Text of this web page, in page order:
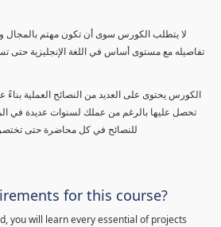
لا يتطلب الكورس سوى أن تكون مهتم بالمجال
تفاصيله مع مستوى أساس في اللغة الإنجليزية حتى
الكورس يحتوى على العديد من النصائح العملية بناءً
تحصل عليها بالرغم من عملك لسنوات عديدة في
للنصائح في كل محاضرة حتى
for this course?
you will learn every essential of projects